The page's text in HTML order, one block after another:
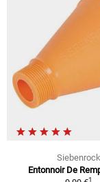
Siebenrock
Entonnoir De
1